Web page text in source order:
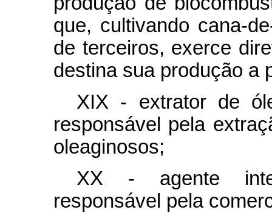
que, cultivando cana-
de terceiros, exerce
destina sua produção a
XIX - extrator de
responsável pela
oleaginosos;
XX - agente
responsável pela